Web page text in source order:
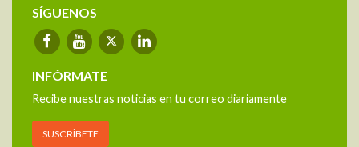
SÍGUENOS
INFÓRMATE
Recibe nuestras noticias en tu correo diariamente
SUSCRÍBETE